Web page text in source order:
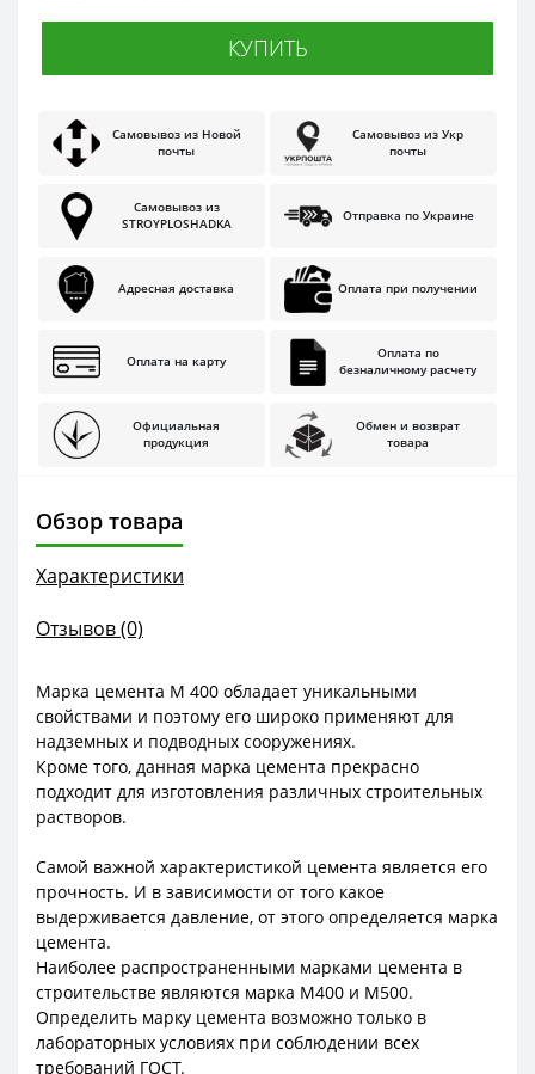
КУПИТЬ
Самовывоз из Новой
почты
Самовывоз из Укр
почты
Самовывоз из
STROYPLOSHADKA
Отправка по Украине
Адресная доставка Оплата при получении
Оплата на карту
Оплата по
безналичному расчету
Официальная
продукция
Обмен и возврат
товара
Обзор товара
Характеристики
Отзывов (0)
Марка цемента М 400 обладает уникальными
свойствами и поэтому его широко применяют для
надземных и подводных сооружениях.
Кроме того, данная марка цемента прекрасно
подходит для изготовления различных строительных
растворов.
Самой важной характеристикой цемента является его
прочность. И в зависимости от того какое
выдерживается давление, от этого определяется марка
цемента.
Наиболее распространенными марками цемента в
строительстве являются марка М400 и М500.
Определить марку цемента возможно только в
лабораторных условиях при соблюдении всех
требований ГОСТ.